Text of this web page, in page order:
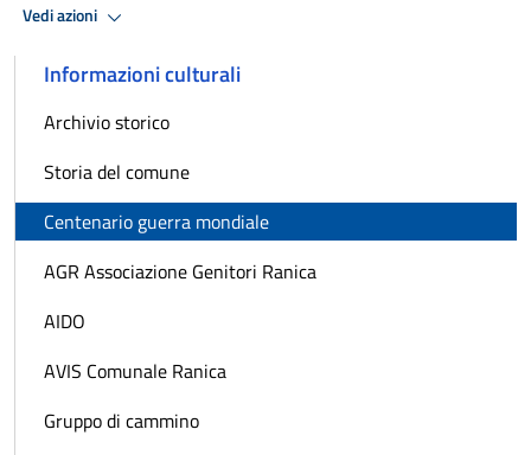
Vedi azioni
Informazioni culturali
Archivio storico
Storia del comune
Centenario guerra mondiale
AGR Associazione Genitori Ranica
AIDO
AVIS Comunale Ranica
Gruppo di cammino